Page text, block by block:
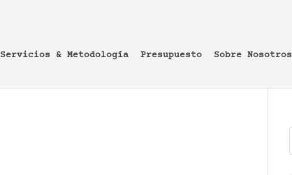
Servicios & Metodología Presupuesto Sobre Nosotros